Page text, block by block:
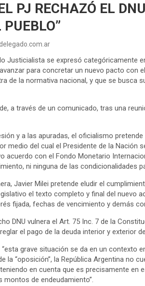
PJ RECHAZÓ EL
Justicialista se expresó categóricamente
para concretar un nuevo pacto con
de la normativa nacional, y que se busca
a través de un comunicado, tras una
y a las apuradas, el oficialismo
medio del cual el Presidente de la Nación
acuerdo con el Fondo Monetario
ni ninguna de las condicionalidades
Javier Milei pretende eludir el
el texto completo y final del nuevo
fijada, fechas de vencimiento y demás
DNU vulnera el Art. 75 Inc. 7 de la
el pago de la deuda interior y exterior
grave situación se da en un contexto
la “oposición”, la República Argentina no
en cuenta que es precisamente en
de endeudamiento”.